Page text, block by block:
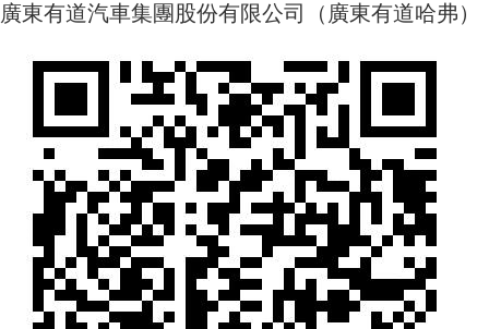
廣東有道汽車集團股份有限公司（廣東有道哈弗）